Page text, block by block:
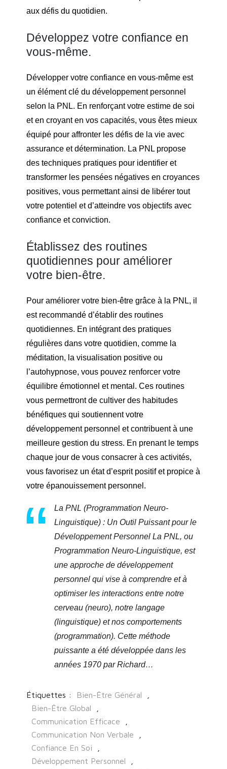
aux défis du quotidien.
Développez votre confiance en
vous-même.
Développer votre confiance en vous-même est
un élément clé du développement personnel
selon la PNL. En renforçant votre estime de soi
et en croyant en vos capacités, vous êtes mieux
équipé pour affronter les défis de la vie avec
assurance et détermination. La PNL propose
des techniques pratiques pour identifier et
transformer les pensées négatives en croyances
positives, vous permettant ainsi de libérer tout
votre potentiel et d’atteindre vos objectifs avec
confiance et conviction.
Établissez des routines
quotidiennes pour améliorer
votre bien-être.
Pour améliorer votre bien-être grâce à la PNL, il
est recommandé d’établir des routines
quotidiennes. En intégrant des pratiques
régulières dans votre quotidien, comme la
méditation, la visualisation positive ou
l’autohypnose, vous pouvez renforcer votre
équilibre émotionnel et mental. Ces routines
vous permettront de cultiver des habitudes
bénéfiques qui soutiennent votre
développement personnel et contribuent à une
meilleure gestion du stress. En prenant le temps
chaque jour de vous consacrer à ces activités,
vous favorisez un état d’esprit positif et propice à
votre épanouissement personnel.
La PNL (Programmation Neuro-
Linguistique) : Un Outil Puissant pour le
Développement Personnel La PNL, ou
Programmation Neuro-Linguistique, est
une approche de développement
personnel qui vise à comprendre et à
optimiser les interactions entre notre
cerveau (neuro), notre langage
(linguistique) et nos comportements
(programmation). Cette méthode
puissante a été développée dans les
années 1970 par Richard…
Étiquettes : Bien-Être Général
Bien-Être Global
Communication Efficace
Communication Non Verbale
Confiance En Soi
Développement Personnel